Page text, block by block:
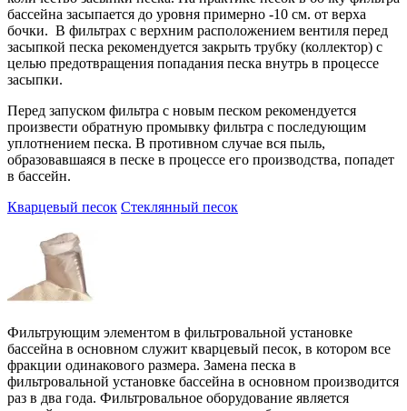
бассейна засыпается до уровня примерно -10 см. от верха
бочки. В фильтрах с верхним расположением вентиля перед
засыпкой песка рекомендуется закрыть трубку (коллектор) с
целью предотвращения попадания песка внутрь в процессе
засыпки.
Перед запуском фильтра с новым песком рекомендуется
произвести обратную промывку фильтра с последующим
уплотнением песка. В противном случае вся пыль,
образовавшаяся в песке в процессе его производства, попадет
в бассейн.
Кварцевый песок Стеклянный песок
Фильтрующим элементом в фильтровальной установке
бассейна в основном служит кварцевый песок, в котором все
фракции одинакового размера. Замена песка в
фильтровальной установке бассейна в основном производится
раз в два года. Фильтровальное оборудование является